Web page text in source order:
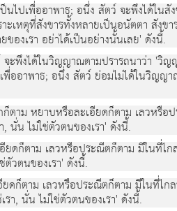
นไปเพื่ออาพาธ; อนึ่ง สัตว จะพึงไดใน
าะเหตุที่สังขารทั้งหลายเปนอนัตตา สังข
งเรา อยาไดเปนอยางนั้นเลย' ดังนี้.
ะพึงไดในวิญญาณตามปรารถนาวา 'วิญ
อาพาธ; อนึ่ง สัตว ยอมไมไดในวิญญ
ตาม หยาบหรือละเอียดก็ตาม เลวหรือ
นั่น ไมใชตัวตนของเรา' ดังนี้.
ยดก็ตาม เลวหรือประณีตก็ตาม มีในที่ไ
ตัวตนของเรา' ดังนี้.
ดก็ตาม เลวหรือประณีตก็ตาม มีในที่ไก
า, นั่น ไมใชตัวตนของเรา' ดังนี้.